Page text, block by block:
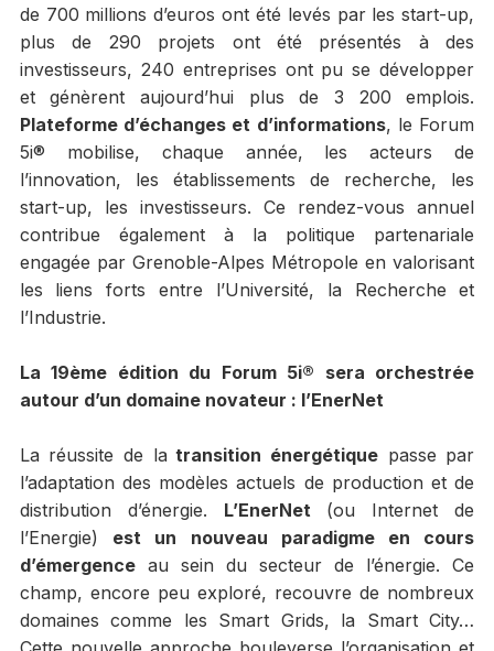
de 700 millions d’euros ont été levés par les start-up,
plus de 290 projets ont été présentés à des
investisseurs, 240 entreprises ont pu se développer
et génèrent aujourd’hui plus de 3 200 emplois.
Plateforme d’échanges et d’informations, le Forum
5i® mobilise, chaque année, les acteurs de
l’innovation, les établissements de recherche, les
start-up, les investisseurs. Ce rendez-vous annuel
contribue également à la politique partenariale
engagée par Grenoble-Alpes Métropole en valorisant
les liens forts entre l’Université, la Recherche et
l’Industrie.
La 19ème édition du Forum 5i® sera orchestrée
autour d’un domaine novateur : l’EnerNet
La réussite de la transition énergétique passe par
l’adaptation des modèles actuels de production et de
distribution d’énergie. L’EnerNet(ou Internet de
l’Energie) est un nouveau paradigme en cours
d’émergenceau sein du secteur de l’énergie. Ce
champ, encore peu exploré, recouvre de nombreux
domaines comme les Smart Grids, la Smart City…